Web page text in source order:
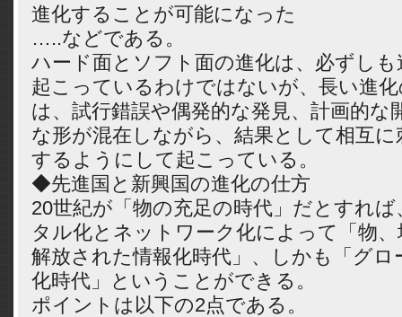
進化することが可能になった
…..などである。
ハード面とソフト面の進化は、必ずし
起こっているわけではないが、長い進
は、試行錯誤や偶発的な発見、計画的な
な形が混在しながら、結果として相互
するようにして起こっている。
◆先進国と新興国の進化の仕方
20世紀が「物の充足の時代」だとすれ
タル化とネットワーク化によって「物
解放された情報化時代」、しかも「グロ
化時代」ということができる。
ポイントは以下の2点である。